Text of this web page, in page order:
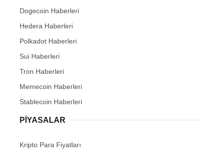
Dogecoin Haberleri
Hedera Haberleri
Polkadot Haberleri
Sui Haberleri
Tron Haberleri
Memecoin Haberleri
Stablecoin Haberleri
PIYASALAR
Kripto Para Fiyatları